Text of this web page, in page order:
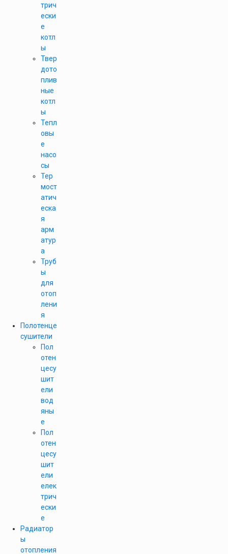
трич
ески
е
котл
ы
Твер
дото
плив
ные
котл
ы
Тепл
овы
е
насо
сы
Тер
мост
атич
еска
я
арм
атур
а
Труб
ы
для
отоп
лени
я
Полотенце
сушители
Пол
отен
цесу
шит
ели
вод
яны
е
Пол
отен
цесу
шит
ели
елек
трич
ески
е
Радиатор
ы
отопления